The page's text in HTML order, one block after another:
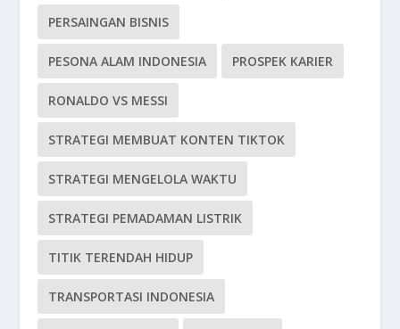
PERSAINGAN BISNIS
PESONA ALAM INDONESIA PROSPEK KARIER
RONALDO VS MESSI
STRATEGI MEMBUAT KONTEN TIKTOK
STRATEGI MENGELOLA WAKTU
STRATEGI PEMADAMAN LISTRIK
TITIK TERENDAH HIDUP
TRANSPORTASI INDONESIA